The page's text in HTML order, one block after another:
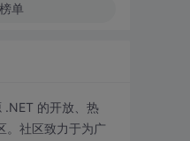
单
.NET 的开放、热
。社区致力于为广